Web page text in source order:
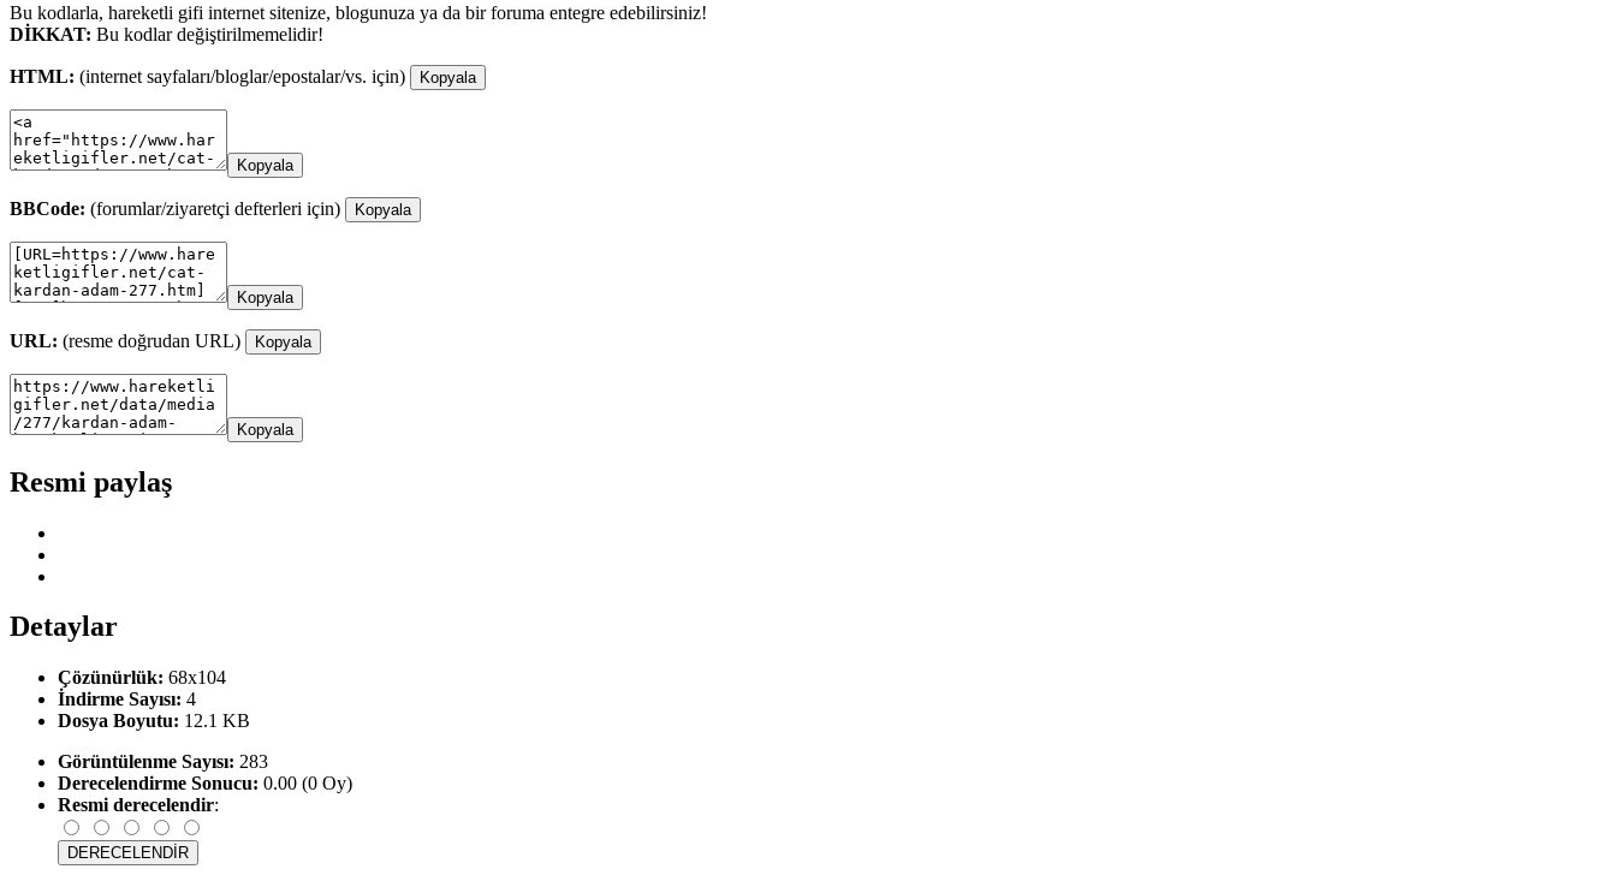
Bu kodlarla, hareketli gifi internet sitenize, blogunuza ya da bir foruma entegre edebilirsiniz!
DİKKAT: Bu kodlar değiştirilmemelidir!
HTML: (internet sayfaları/bloglar/epostalar/vs. için) Kopyala
Kopyala
BBCode: (forumlar/ziyaretçi defterleri için) Kopyala
Kopyala
URL: (resme doğrudan URL) Kopyala
Kopyala
Resmi paylaş
Detaylar
Çözünürlük: 68x104
İndirme Sayısı: 4
Dosya Boyutu: 12.1 KB
Görüntülenme Sayısı: 283
Derecelendirme Sonucu: 0.00 (0 Oy)
Resmi derecelendir: